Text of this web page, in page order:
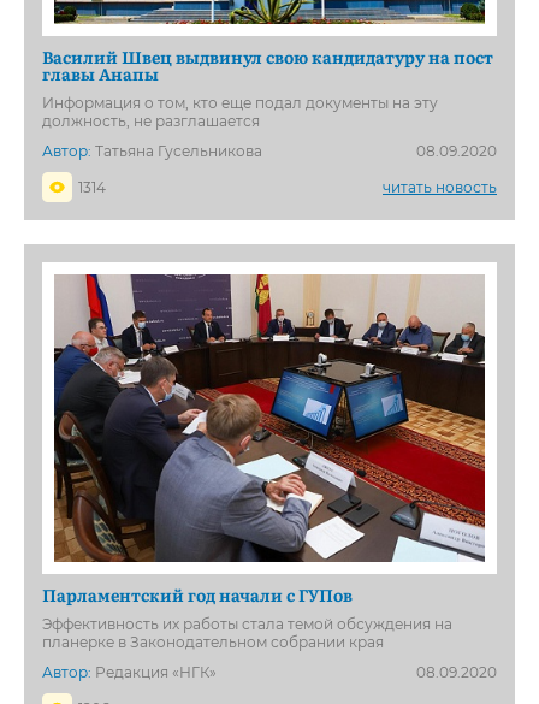
Василий Швец выдвинул свою кандидатуру на пост
главы Анапы
Информация о том, кто еще подал документы на эту
должность, не разглашается
Автор: Татьяна Гусельникова
08.09.2020
1314
читать новость
Парламентский год начали с ГУПов
Эффективность их работы стала темой обсуждения на
планерке в Законодательном собрании края
Автор: Редакция «НГК»
08.09.2020